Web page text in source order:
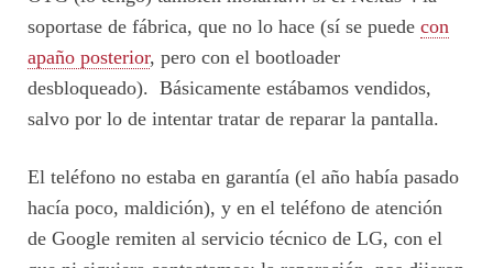
soportase de fábrica, que no lo hace (sí se puede con
apaño posterior, pero con el bootloader
desbloqueado). Básicamente estábamos vendidos,
salvo por lo de intentar tratar de reparar la pantalla.
El teléfono no estaba en garantía (el año había pasado
hacía poco, maldición), y en el teléfono de atención
de Google remiten al servicio técnico de LG, con el